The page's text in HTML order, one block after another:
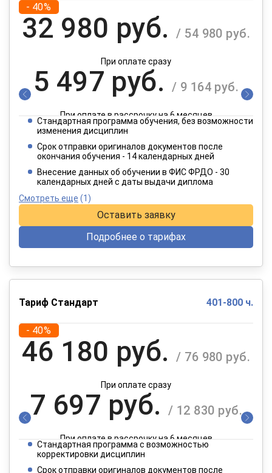
- 40%
32 980 руб. / 54 980 руб.
При оплате сразу
5 497 руб. / 9 164 руб.
При оплате в рассрочку на 6 месяцев
2 749 руб.
При оплате в рассрочку на 12 месяцев
Стандартная программа обучения, без возможности
изменения дисциплин
Срок отправки оригиналов документов после
окончания обучения - 14 календарных дней
Внесение данных об обучении в ФИС ФРДО - 30
календарных дней с даты выдачи диплома
Смотреть еще (1)
Оставить заявку
Подробнее о тарифах
Тариф Стандарт 401-800 ч.
- 40%
46 180 руб. / 76 980 руб.
При оплате сразу
7 697 руб. / 12 830 руб.
При оплате в рассрочку на 6 месяцев
3 849 руб.
Стандартная программа с возможностью
корректировки дисциплин
Срок отправки оригиналов документов после